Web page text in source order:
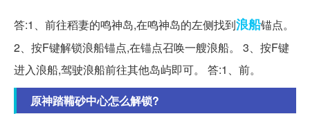
答:1、前往稻妻的鸣神岛,在鸣神岛的左侧找到浪船锚点。
2、按F键解锁浪船锚点,在锚点召唤一艘浪船。 3、按F键
进入浪船,驾驶浪船前往其他岛屿即可。 答:1、前。
原神踏鞴砂中心怎么解锁?